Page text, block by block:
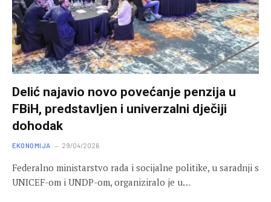
Delić najavio novo povećanje penzija u
FBiH, predstavljen i univerzalni dječiji
dohodak
EKONOMIJA 29/04/2026
Federalno ministarstvo rada i socijalne politike, u saradnji s
UNICEF-om i UNDP-om, organiziralo je u…